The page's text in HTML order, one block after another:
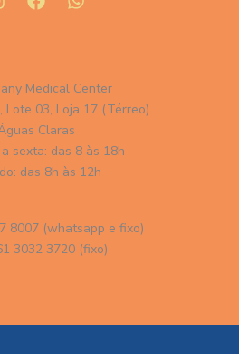
Medical Center
Lote 03, Loja 17 (Térreo)
Claras
sexta: das 8 às 18h
das 8h às 12h
8007 (whatsapp e fixo)
3032 3720 (fixo)